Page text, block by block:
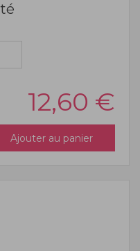
12,60 €
Ajouter au panier